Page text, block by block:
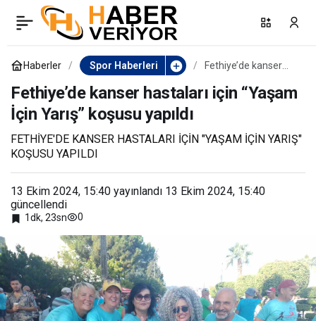
Haberler Spor Haberleri
Fethiye’de kanser
İçin Yarış” koşusu
yapıldı
Fethiye’de kanser hastaları için “Yaşam
İçin Yarış” koşusu yapıldı
FETHİYE'DE KANSER HASTALARI İÇİN "YAŞAM İÇİN YARIŞ"
KOŞUSU YAPILDI
13 Ekim 2024, 15:40 yayınlandı 13 Ekim 2024, 15:40
güncellendi
1dk, 23sn 0
Denizlispor evine mağlup
dönüyor
Paylaş